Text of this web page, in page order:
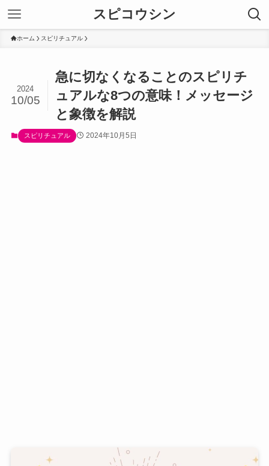
スピコウシン
ホーム スピリチュアル
急に切なくなることのスピリチ
ュアルな8つの意味！メッセージ
と象徴を解説
2024
10/05
スピリチュアル 2024年10月5日